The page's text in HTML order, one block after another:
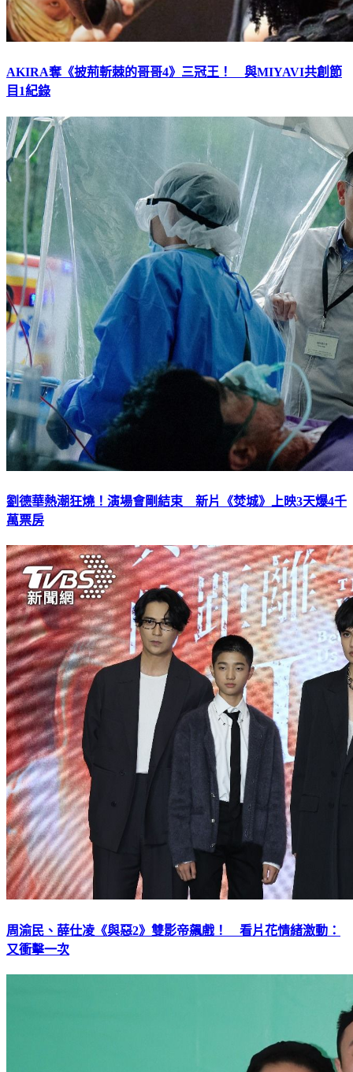
AKIRA奪《披荊斬棘的哥哥4》三冠王！ 與MIYAVI共創節
目1紀錄
劉德華熱潮狂燒！演場會剛結束 新片《焚城》上映3天爆4千
萬票房
周渝民、薛仕凌《與惡2》雙影帝飆戲！ 看片花情緒激動：
又衝擊一次